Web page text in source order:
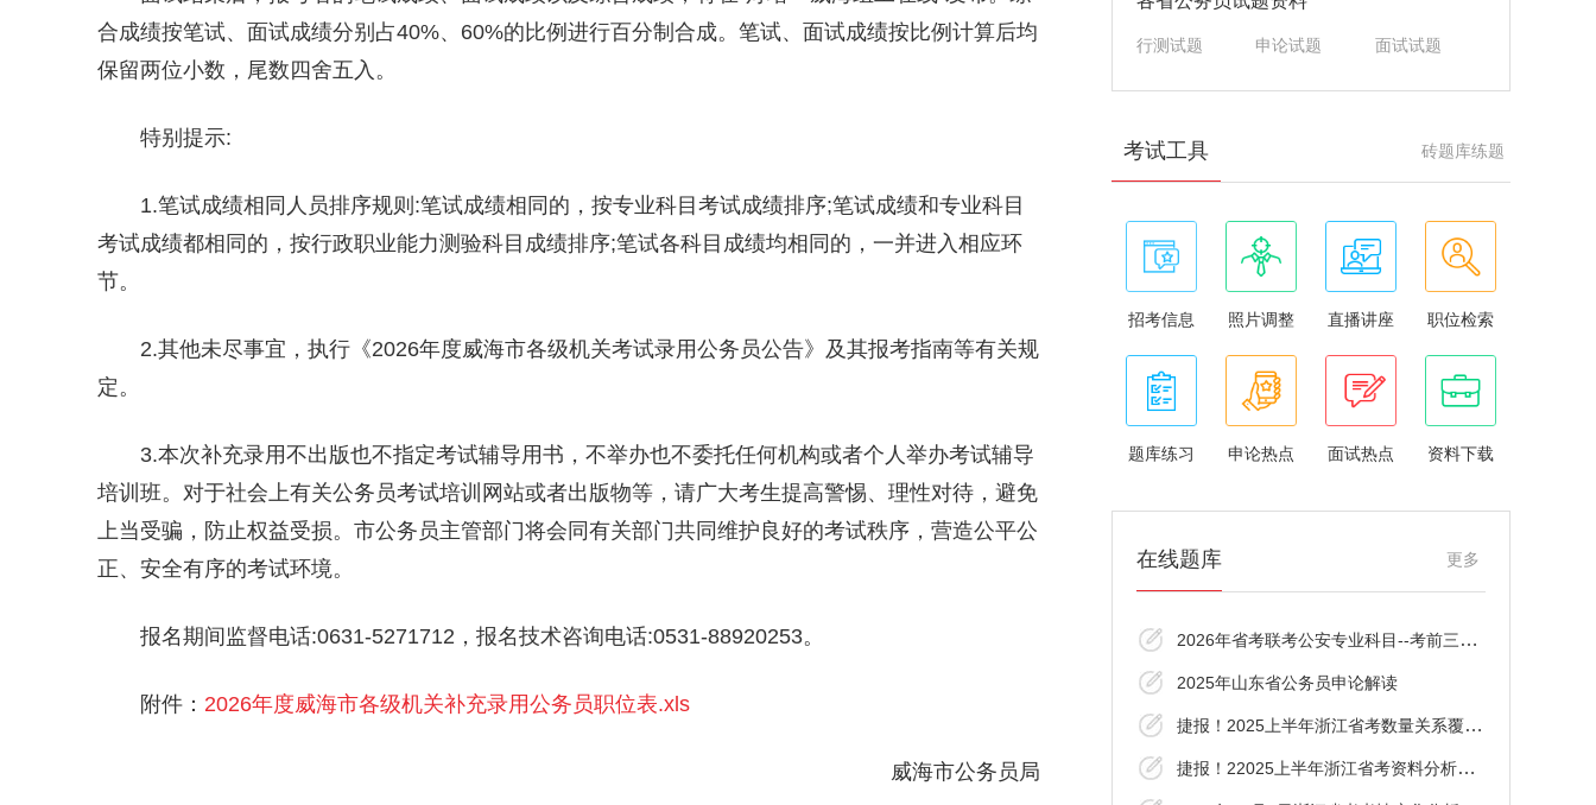
合成绩按笔试、面试成绩分别占40%、60%的比例进行百分制合成。笔试、面试成绩按比例计算后均
保留两位小数，尾数四舍五入。
特别提示:
1.笔试成绩相同人员排序规则:笔试成绩相同的，按专业科目考试成绩排序;笔试成绩和专业科目
考试成绩都相同的，按行政职业能力测验科目成绩排序;笔试各科目成绩均相同的，一并进入相应环
节。
2.其他未尽事宜，执行《2026年度威海市各级机关考试录用公务员公告》及其报考指南等有关规
定。
3.本次补充录用不出版也不指定考试辅导用书，不举办也不委托任何机构或者个人举办考试辅导
培训班。对于社会上有关公务员考试培训网站或者出版物等，请广大考生提高警惕、理性对待，避免
上当受骗，防止权益受损。市公务员主管部门将会同有关部门共同维护良好的考试秩序，营造公平公
正、安全有序的考试环境。
报名期间监督电话:0631-5271712，报名技术咨询电话:0531-88920253。
附件： 2026年度威海市各级机关补充录用公务员职位表.xls
威海市公务员局
行测试题 申论试题 面试试题
砖题库练题
考试工具
招考信息 照片调整 直播讲座 职位检索
题库练习 申论热点 面试热点 资料下载
更多
在线题库
2026年省考联考公安专业科目--考前三十分资
2025年山东省公务员申论解读
捷报！2025上半年浙江省考数量关系覆盖了！
捷报！22025上半年浙江省考资料分析覆盖了